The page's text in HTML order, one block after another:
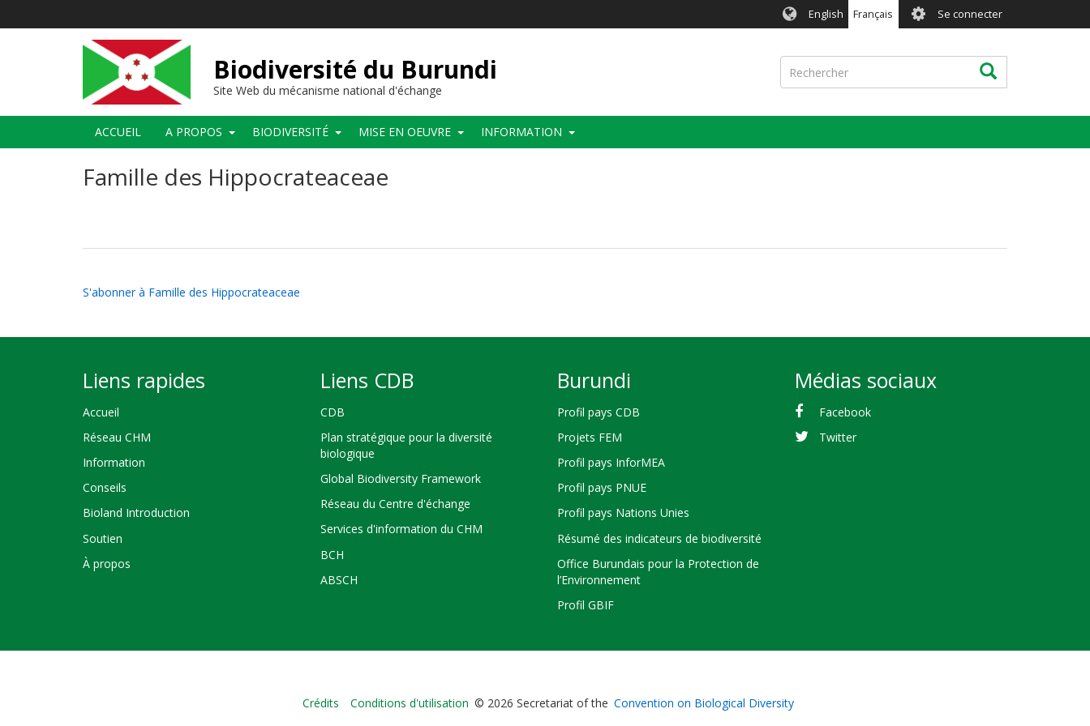
English Français User
account
menu
Se connecter
Biodiversité du Burundi
Site Web du mécanisme national d'échange
Rechercher Rechercher
Main
navigation
ACCUEIL A PROPOS BIODIVERSITÉ MISE EN OEUVRE INFORMATION
Famille des Hippocrateaceae
S'abonner à Famille des Hippocrateaceae
Liens rapides
Accueil
Réseau CHM
Information
Conseils
Bioland Introduction
Soutien
À propos
Liens CDB
CDB
Plan stratégique pour la diversité
biologique
Global Biodiversity Framework
Réseau du Centre d'échange
Services d'information du CHM
BCH
ABSCH
Burundi
Profil pays CDB
Projets FEM
Profil pays InforMEA
Profil pays PNUE
Profil pays Nations Unies
Résumé des indicateurs de biodiversité
Office Burundais pour la Protection de
l’Environnement
Profil GBIF
Médias sociaux
Facebook
Twitter
Bioland
Crédits Conditions d'utilisation © 2026 Secretariat of the Convention on Biological Diversity